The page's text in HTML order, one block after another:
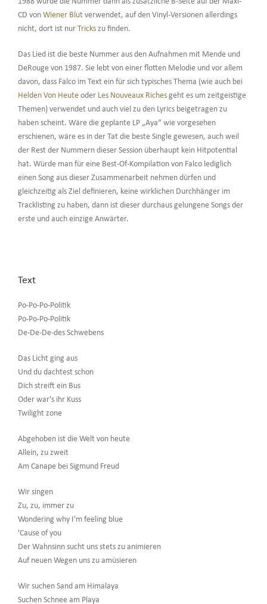
CD von Wiener Blutverwendet, auf den Vinyl-Versionen allerdings
nicht, dort ist nur Trickszu finden.
Das Lied ist die beste Nummer aus den Aufnahmen mit Mende und
DeRouge von 1987. Sie lebt von einer flotten Melodie und vor allem
davon, dass Falco im Text ein für sich typisches Thema (wie auch bei
Helden Von Heuteoder Les Nouveaux Richesgeht es um zeitgeistige
Themen) verwendet und auch viel zu den Lyrics beigetragen zu
haben scheint. Wäre die geplante LP „Aya“ wie vorgesehen
erschienen, wäre es in der Tat die beste Single gewesen, auch weil
der Rest der Nummern dieser Session überhaupt kein Hitpotential
hat. Würde man für eine Best-Of-Kompilation von Falco lediglich
einen Song aus dieser Zusammenarbeit nehmen dürfen und
gleichzeitig als Ziel definieren, keine wirklichen Durchhänger im
Tracklisting zu haben, dann ist dieser durchaus gelungene Songs der
erste und auch einzige Anwärter.
Text
Po-Po-Po-Politik
Po-Po-Po-Politik
De-De-De-des Schwebens
Das Licht ging aus
Und du dachtest schon
Dich streift ein Bus
Oder war's ihr Kuss
Twilight zone
Abgehoben ist die Welt von heute
Allein, zu zweit
Am Canape bei Sigmund Freud
Wir singen
Zu, zu, immer zu
Wondering why I'm feeling blue
'Cause of you
Der Wahnsinn sucht uns stets zu animieren
Auf neuen Wegen uns zu amüsieren
Wir suchen Sand am Himalaya
Suchen Schnee am Playa